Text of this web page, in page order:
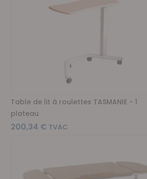
Table de lit à roulettes TASMANIE - 1
plateau
200,34 €